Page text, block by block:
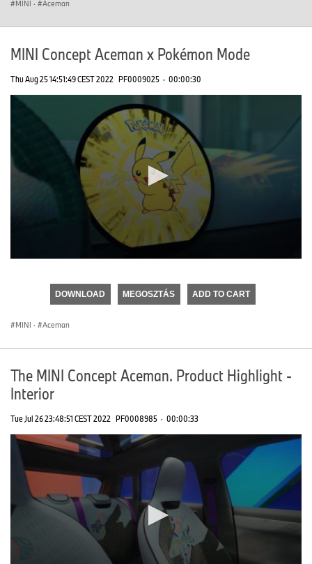
MINI · Aceman
MINI Concept Aceman x Pokémon Mode
Thu Aug 25 14:51:49 CEST 2022 PF0009025 · 00:00:30
seconds
DOWNLOAD MEGOSZTÁS ADD TO CART
MINI · Aceman
The MINI Concept Aceman. Product Highlight -
Interior
Tue Jul 26 23:48:51 CEST 2022 PF0008985 · 00:00:33